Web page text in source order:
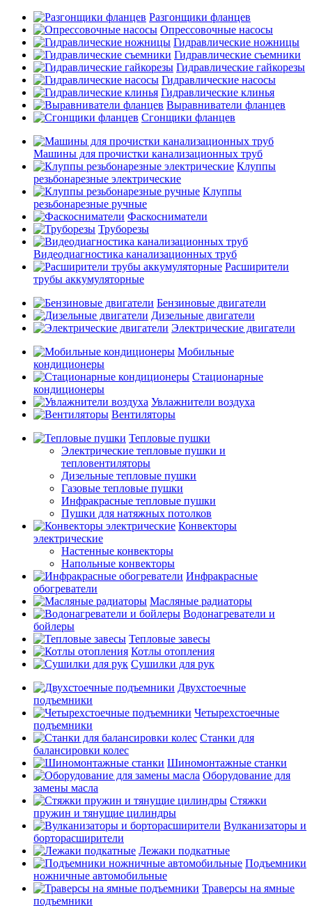
Разгонщики фланцев
Опрессовочные насосы
Гидравлические ножницы
Гидравлические съемники
Гидравлические гайкорезы
Гидравлические насосы
Гидравлические клинья
Выравниватели фланцев
Сгонщики фланцев
Машины для прочистки канализационных труб
Клуппы
резьбонарезные электрические
Клуппы
резьбонарезные ручные
Фаскосниматели
Труборезы
Видеодиагностика канализационных труб
Расширители
трубы аккумуляторные
Бензиновые двигатели
Дизельные двигатели
Электрические двигатели
Мобильные
кондиционеры
Стационарные
кондиционеры
Увлажнители воздуха
Вентиляторы
Тепловые пушки
Электрические тепловые пушки и
тепловентиляторы
Дизельные тепловые пушки
Газовые тепловые пушки
Инфракрасные тепловые пушки
Пушки для натяжных потолков
Конвекторы
электрические
Настенные конвекторы
Напольные конвекторы
Инфракрасные
обогреватели
Масляные радиаторы
Водонагреватели и
бойлеры
Тепловые завесы
Котлы отопления
Сушилки для рук
Двухстоечные
подъемники
Четырехстоечные
подъемники
Станки для
балансировки колес
Шиномонтажные станки
Оборудование для
замены масла
Стяжки
пружин и тянущие цилиндры
Вулканизаторы и
борторасширители
Лежаки подкатные
Подъемники
ножничные автомобильные
Траверсы на ямные
подъемники